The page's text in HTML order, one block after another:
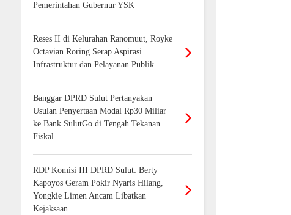
Pemerintahan Gubernur YSK
Reses II di Kelurahan Ranomuut, Royke
Octavian Roring Serap Aspirasi
Infrastruktur dan Pelayanan Publik
Banggar DPRD Sulut Pertanyakan
Usulan Penyertaan Modal Rp30 Miliar
ke Bank SulutGo di Tengah Tekanan
Fiskal
RDP Komisi III DPRD Sulut: Berty
Kapoyos Geram Pokir Nyaris Hilang,
Yongkie Limen Ancam Libatkan
Kejaksaan